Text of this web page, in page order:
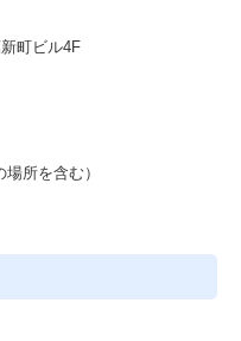
ューションビジネスなど
ます。
20230614-2696748/
町ビル4F
所を含む）